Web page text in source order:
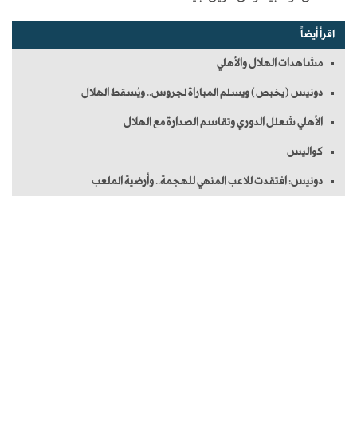
اقرأ أيضاً
مشاهدات الهلال والأهلي
دونيس (يخبص) ويسلم المباراة لجروس.. ويُسقط الهلال
الأهلي شعلل الدوري وتقاسم الصدارة مع الهلال
كواليس
دونيس: افتقدت للاعب المنهي للهجمة.. وأرضية الملعب